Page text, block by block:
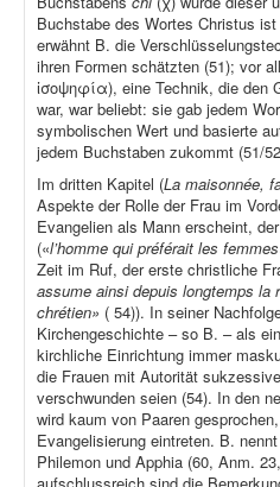
Buchstabe des Wortes Christus
erwähnt B. die
ihren Formen schätzten (51); vor
ἰσοψηφία), eine Technik, die den
war, war beliebt: sie gab jedem
symbolischen Wert und basierte
jedem Buchstaben zukommt (51/
Im dritten Kapitel (La maisonnée,
Aspekte der Rolle der Frau im
Evangelien als Mann erscheint,
(«l’homme qui préférait les
Zeit im Ruf, der erste christliche
assume ainsi depuis longtemps la
chrétien» ( 54)). In seiner
Kirchengeschichte – so B. – als
kirchliche Einrichtung immer
die Frauen mit Autorität
verschwunden seien (54). In den
wird kaum von Paaren
Evangelisierung eintreten. B.
Philemon und Apphia (60, Anm.